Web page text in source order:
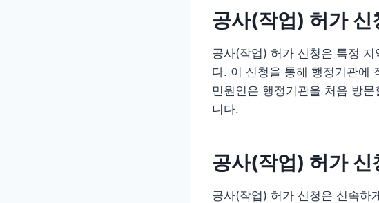
공사(작업) 허가 신
공사(작업) 허가 신청은 특정
다. 이 신청을 통해 행정기관에
민원인은 행정기관을 처음 방
니다.
공사(작업) 허가
공사(작업) 허가 신청은 신속하